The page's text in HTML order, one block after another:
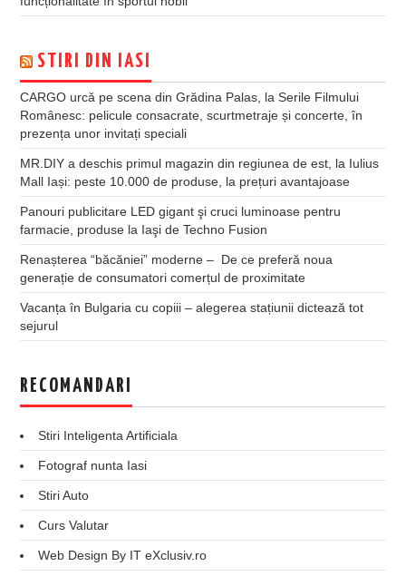
STIRI DIN IASI
CARGO urcă pe scena din Grădina Palas, la Serile Filmului
Românesc: pelicule consacrate, scurtmetraje și concerte, în
prezența unor invitați speciali
MR.DIY a deschis primul magazin din regiunea de est, la Iulius
Mall Iași: peste 10.000 de produse, la prețuri avantajoase
Panouri publicitare LED gigant şi cruci luminoase pentru
farmacie, produse la Iaşi de Techno Fusion
Renașterea “băcăniei” moderne – De ce preferă noua
generație de consumatori comerțul de proximitate
Vacanța în Bulgaria cu copiii – alegerea stațiunii dictează tot
sejurul
RECOMANDARI
Stiri Inteligenta Artificiala
Fotograf nunta Iasi
Stiri Auto
Curs Valutar
Web Design By IT eXclusiv.ro